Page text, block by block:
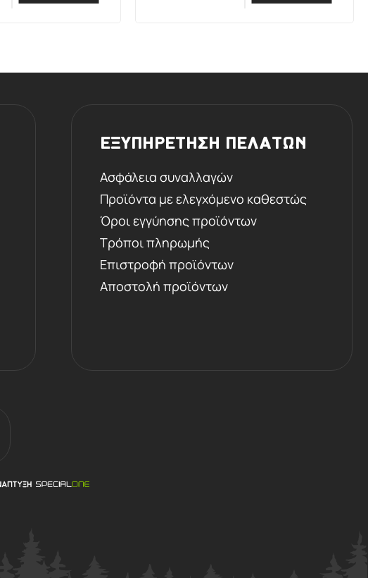
ΕΞΥΠΗΡΕΤΗΣΗ ΠΕΛΑΤΩΝ
Ασφάλεια συναλλαγών
Προϊόντα με ελεγχόμενο καθεστώς
Όροι εγγύησης προϊόντων
Τρόποι πληρωμής
Επιστροφή προϊόντων
Αποστολή προϊόντων